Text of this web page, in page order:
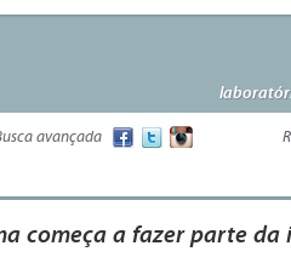
avançada
começa a fazer parte